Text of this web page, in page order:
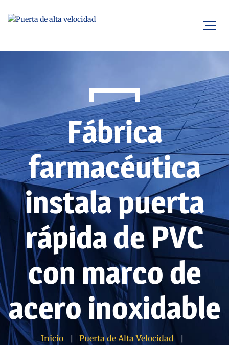
Fábrica
farmacéutica
instala puerta
rápida de PVC
con marco de
acero inoxidable
Inicio
Puerta de Alta Velocidad